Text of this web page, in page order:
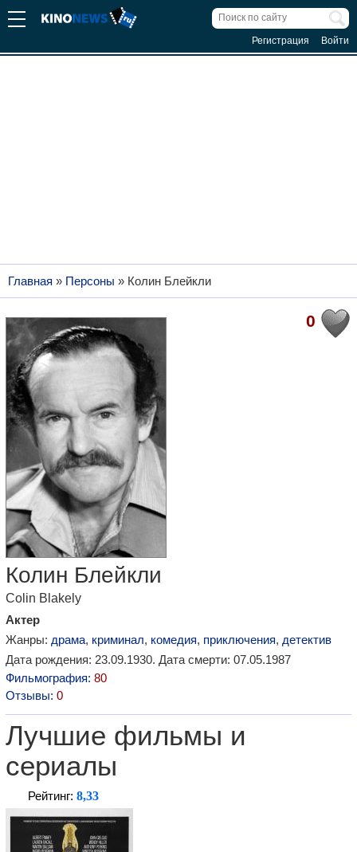
Регистрация Войти
Главная » Персоны » Колин Блейкли
0
Колин Блейкли
Colin Blakely
Актер
Жанры: драма, криминал, комедия, приключения, детектив
Дата рождения: 23.09.1930. Дата смерти: 07.05.1987
Фильмография: 80
Отзывы: 0
Лучшие фильмы и
сериалы
Рейтинг: 8,33